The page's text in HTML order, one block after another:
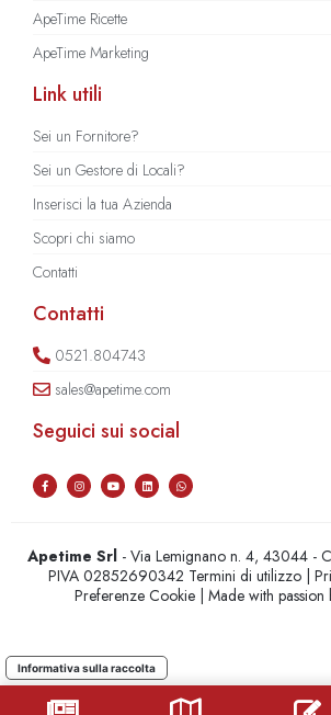
ApeTime Ricette
ApeTime Marketing
Link utili
Sei un Fornitore?
Sei un Gestore di Locali?
Inserisci la tua Azienda
Scopri chi siamo
Contatti
Contatti
0521.804743
sales@apetime.com
Seguici sui social
Apetime Srl - Via Lemignano n. 4, 43044 -
PIVA 02852690342 Termini di utilizzo|
Preferenze Cookie | Made with
Informativa sulla raccolta